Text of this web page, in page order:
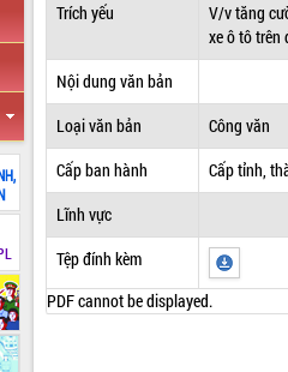
Trích yếu
V/v tăng
xe ô tô trên
Nội dung văn bản
Loại văn bản
Công văn
Cấp ban hành
Cấp tỉnh,
Lĩnh vực
Tệp đính kèm
PDF cannot be displayed.